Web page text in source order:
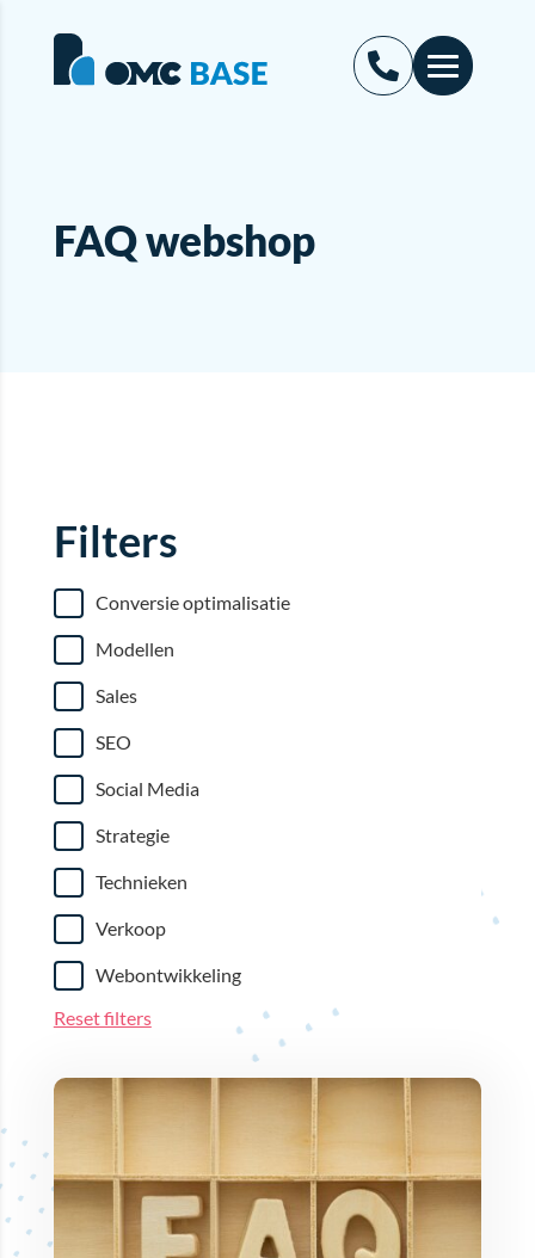
FAQ webshop
Filters
Conversie optimalisatie
Modellen
Sales
SEO
Social Media
Strategie
Technieken
Verkoop
Webontwikkeling
Reset filters